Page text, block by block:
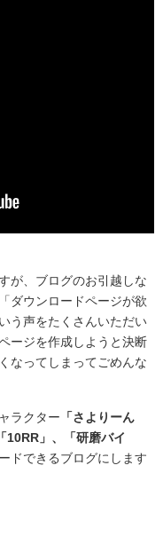
が、ブログのお引越しな
ダウンロードページが欲
う声をたくさんいただい
ージを作成しようと決断
なってしまってごめんな
ラクター 「さよりーん
10RR」、「研磨バイ
ドできるブログにします